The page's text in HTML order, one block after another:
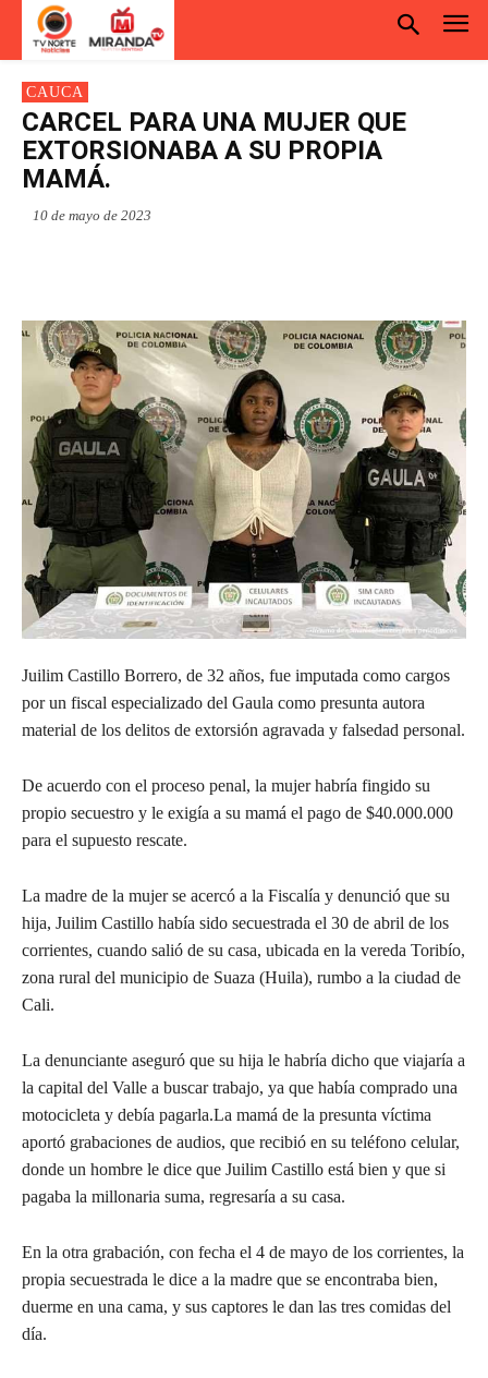
CAUCA
CARCEL PARA UNA MUJER QUE
EXTORSIONABA A SU PROPIA
MAMÁ.
10 de mayo de 2023
Juilim Castillo Borrero, de 32 años, fue imputada como cargos
por un fiscal especializado del Gaula como presunta autora
material de los delitos de extorsión agravada y falsedad personal.
De acuerdo con el proceso penal, la mujer habría fingido su
propio secuestro y le exigía a su mamá el pago de $40.000.000
para el supuesto rescate.
La madre de la mujer se acercó a la Fiscalía y denunció que su
hija, Juilim Castillo había sido secuestrada el 30 de abril de los
corrientes, cuando salió de su casa, ubicada en la vereda Toribío,
zona rural del municipio de Suaza (Huila), rumbo a la ciudad de
Cali.
La denunciante aseguró que su hija le habría dicho que viajaría a
la capital del Valle a buscar trabajo, ya que había comprado una
motocicleta y debía pagarla.La mamá de la presunta víctima
aportó grabaciones de audios, que recibió en su teléfono celular,
donde un hombre le dice que Juilim Castillo está bien y que si
pagaba la millonaria suma, regresaría a su casa.
En la otra grabación, con fecha el 4 de mayo de los corrientes, la
propia secuestrada le dice a la madre que se encontraba bien,
duerme en una cama, y sus captores le dan las tres comidas del
día.